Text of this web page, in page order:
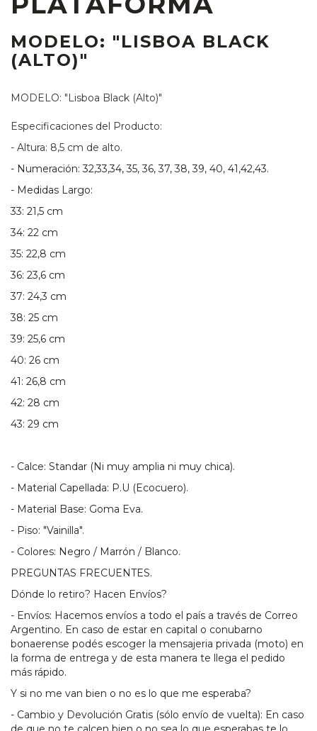
MODELO: "LISBOA BLACK
(ALTO)"
MODELO: "Lisboa Black (Alto)"
Especificaciones del Producto:
- Altura: 8,5 cm de alto.
- Numeración: 32,33,34, 35, 36, 37, 38, 39, 40, 41,42,43.
- Medidas Largo:
33: 21,5 cm
34: 22 cm
35: 22,8 cm
36: 23,6 cm
37: 24,3 cm
38: 25 cm
39: 25,6 cm
40: 26 cm
41: 26,8 cm
42: 28 cm
43: 29 cm
- Calce: Standar (Ni muy amplia ni muy chica).
- Material Capellada: P.U (Ecocuero).
- Material Base: Goma Eva.
- Piso: "Vainilla".
- Colores: Negro / Marrón / Blanco.
PREGUNTAS FRECUENTES.
Dónde lo retiro? Hacen Envíos?
- Envíos: Hacemos envíos a todo el país a través de Correo
Argentino. En caso de estar en capital o conubarno
bonaerense podés escoger la mensajeria privada (moto) en
la forma de entrega y de esta manera te llega el pedido
más rápido.
Y si no me van bien o no es lo que me esperaba?
- Cambio y Devolución Gratis (sólo envío de vuelta): En caso